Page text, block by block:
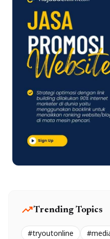
trending_upTrending Topics
#tryoutonline